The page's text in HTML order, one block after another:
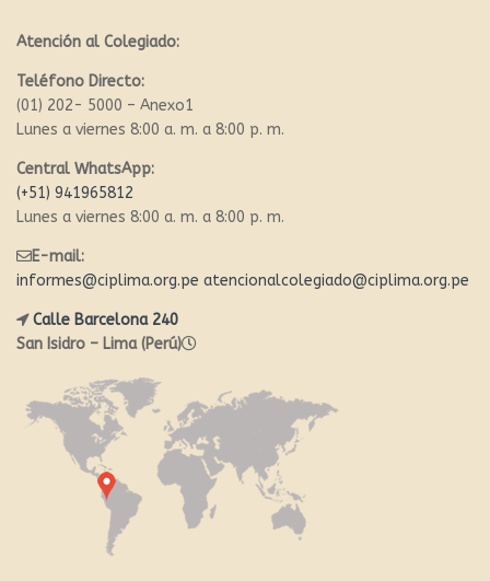
Atención al Colegiado:
Teléfono Directo:
(01) 202- 5000 – Anexo1
Lunes a viernes 8:00 a. m. a 8:00 p. m.
Central WhatsApp:
(+51) 941965812
Lunes a viernes 8:00 a. m. a 8:00 p. m.
E-mail:
informes@ciplima.org.pe atencionalcolegiado@ciplima.org.pe
Calle Barcelona 240
San Isidro – Lima (Perú)